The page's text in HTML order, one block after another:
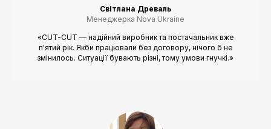
Світлана Древаль
Менеджерка Nova Ukraine
«CUT-CUT — надійний виробник та постачальник вже
п'ятий рік. Якби працювали без договору, нічого б не
змінилось. Ситуації бувають різні, тому умови гнучкі.»